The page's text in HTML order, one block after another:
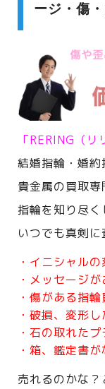
ージ・傷
「RERING（リ
結婚指輪・婚約
貴金属の買取専
指輪を知り尽
いつでも真剣に
・イニシャル
・メッセージ
・傷がある指
・破損、変形
・石の取れた
・箱、鑑定書
売れるのかな？